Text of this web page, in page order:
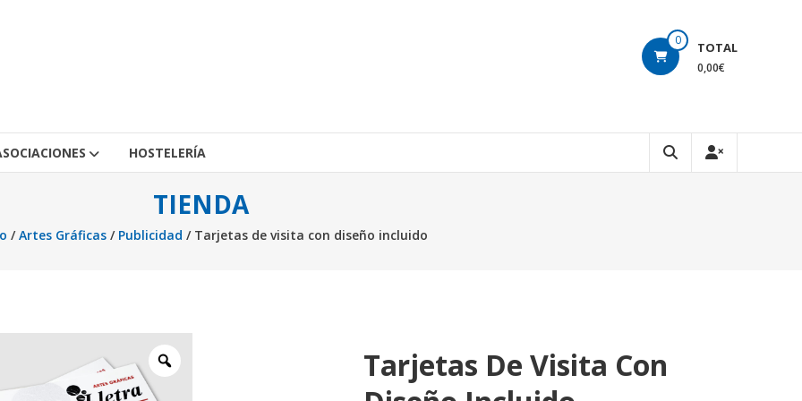
0 TOTAL
0,00€
HOSTELERÍA
TIENDA
/Artes Gráficas/ Publicidad / Tarjetas de visita con diseño incluido
Tarjetas De Visita Con